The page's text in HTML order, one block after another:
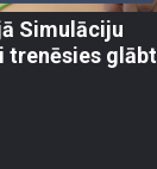
Simulāciju
trenēsies glābt